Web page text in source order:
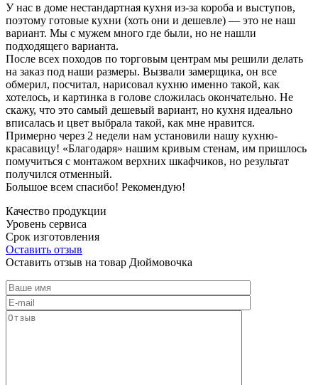
У нас в доме нестандартная кухня из-за короба и выступов,
поэтому готовые кухни (хоть они и дешевле) — это не наш
вариант. Мы с мужем много где были, но не нашли
подходящего варианта.
После всех походов по торговым центрам мы решили делать
на заказ под наши размеры. Вызвали замерщика, он все
обмерил, посчитал, нарисовал кухню именно такой, как
хотелось, и картинка в голове сложилась окончательно. Не
скажу, что это самый дешевый вариант, но кухня идеально
вписалась и цвет выбрала такой, как мне нравится.
Примерно через 2 недели нам установили нашу кухню-
красавицу! «Благодаря» нашим кривым стенам, им пришлось
помучиться с монтажом верхних шкафчиков, но результат
получился отменный.
Большое всем спасибо! Рекомендую!
Качество продукции
Уровень сервиса
Срок изготовления
Оставить отзыв
Оставить отзыв на товар Дюймовочка